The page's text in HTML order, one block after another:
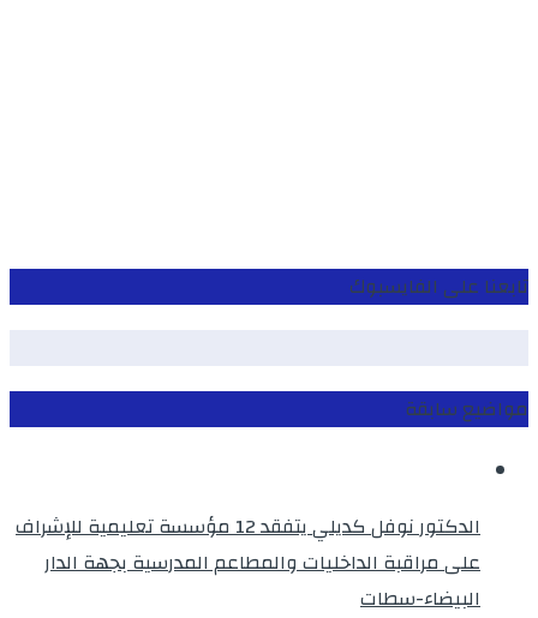
تابعنا على الفايسبوك
مواضيع سابقة
الدكتور نوفل كديلي يتفقد 12 مؤسسة تعليمية للإشراف
على مراقبة الداخليات والمطاعم المدرسية بجهة الدار
البيضاء-سطات